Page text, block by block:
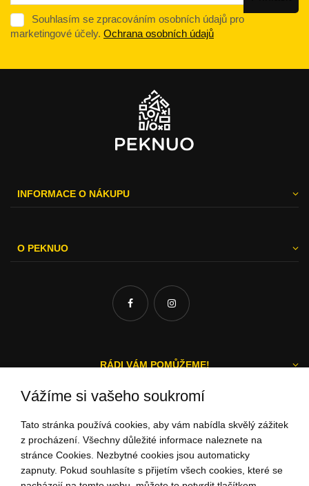
Souhlasím se zpracováním osobních údajů pro
marketingové účely. Ochrana osobních údajů
INFORMACE O NÁKUPU
O PEKNUO
RÁDI VÁM POMŮŽEME!
Michal a Zuzka
ZÁKAZNICKÝ SERVIS
Vážíme si vašeho soukromí
Tato stránka používá cookies, aby vám nabídla skvělý zážitek
z procházení. Všechny důležité informace naleznete na
stránce Cookies. Nezbytné cookies jsou automaticky
zapnuty. Pokud souhlasíte s přijetím všech cookies, které se